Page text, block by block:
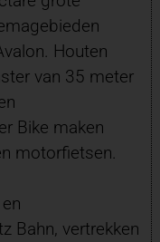
Houten
van 35 meter
Bike maken
motorfietsen.
Bahn, vertrekken